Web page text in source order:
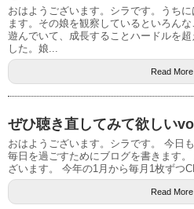
おはようございます。シラです。うち
ます。その娘を観察しているといろん
遊んでいて、成長することハードルを
した。娘...
Read More
ぜひ聴き直してみて欲しい
おはようございます。シラです。 今日
毎日を過ごすためにブログを書きます
ざいます。 今年の1月から毎月1枚ずつ
Read More